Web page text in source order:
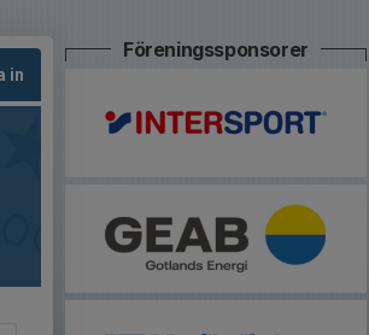
in
Föreningssponsorer